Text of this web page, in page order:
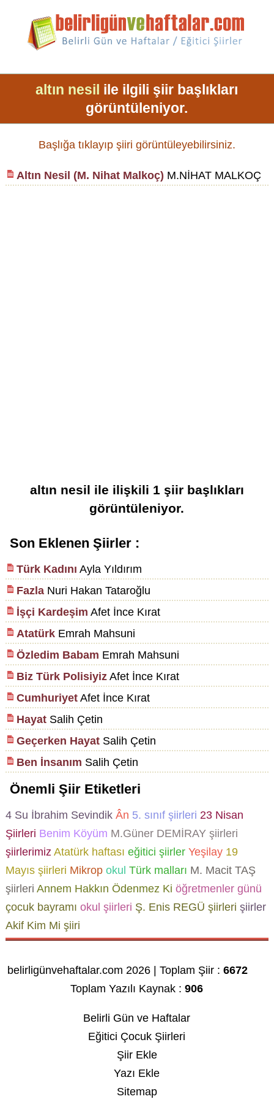
altın nesil ile ilgili şiir başlıkları
görüntüleniyor.
Başlığa tıklayıp şiiri görüntüleyebilirsiniz.
Altın Nesil (M. Nihat Malkoç) M.NİHAT MALKOÇ
altın nesil ile ilişkili 1şiir başlıkları
görüntüleniyor.
Son Eklenen Şiirler :
Türk Kadını Ayla Yıldırım
FazlaNuri Hakan Tataroğlu
İşçi Kardeşim Afet İnce Kırat
AtatürkEmrah Mahsuni
Özledim Babam Emrah Mahsuni
Biz Türk PolisiyizAfet İnce Kırat
CumhuriyetAfet İnce Kırat
HayatSalih Çetin
Geçerken HayatSalih Çetin
Ben İnsanım Salih Çetin
Önemli Şiir Etiketleri
4 Su İbrahim Sevindik Ân 5. sınıf şiirleri 23 Nisan
Şiirleri Benim Köyüm M.Güner DEMİRAY şiirleri
şiirlerimiz Atatürk haftası eğitici şiirler Yeşilay 19
Mayıs şiirleri Mikrop okul Türk malları M. Macit TAŞ
şiirleri Annem Hakkın Ödenmez Ki öğretmenler günü
çocuk bayramı okul şiirleri Ş. Enis REGÜ şiirleri şiirler
Akif Kim Mi şiiri
belirligünvehaftalar.com 2026 | Toplam Şiir :6672
Toplam Yazılı Kaynak :906
Belirli Gün ve Haftalar
Eğitici Çocuk Şiirleri
Şiir Ekle
Yazı Ekle
Sitemap